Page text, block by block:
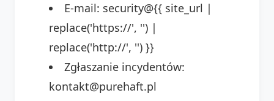
E-mail: security@{{ site_url |
replace('https://', '') |
replace('http://', '') }}
Zgłaszanie incydentów:
kontakt@purehaft.pl